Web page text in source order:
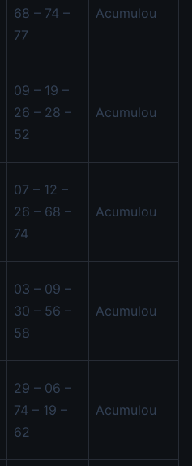
68 – 74 –
77
Acumulou
09 – 19 –
26 – 28 –
52
Acumulou
07 – 12 –
26 – 68 –
74
Acumulou
03 – 09 –
30 – 56 –
58
Acumulou
29 – 06 –
74 – 19 –
62
Acumulou